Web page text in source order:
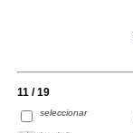
11 / 19
seleccionar